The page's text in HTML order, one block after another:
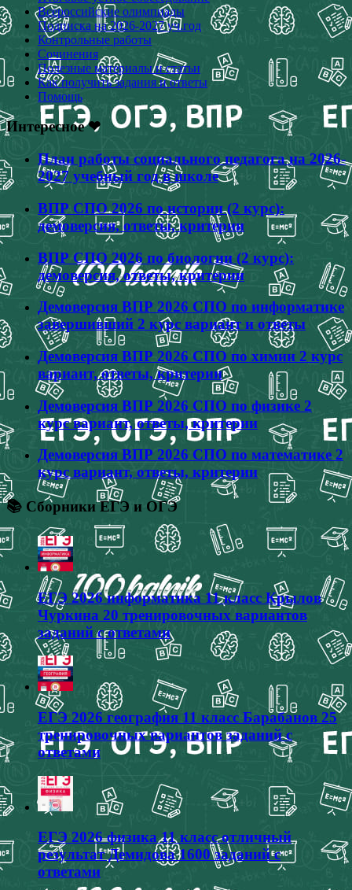
Всероссийские олимпиады
Подписка на 2026-2027 уч.год
Контрольные работы
Сочинения
Полезные материалы и статьи
Как получить задания и ответы
Помощь
Интересное ❤
План работы социального педагога на 2026-
2027 учебный год в школе
ВПР СПО 2026 по истории (2 курс):
демоверсия, ответы, критерии
ВПР СПО 2026 по биологии (2 курс):
демоверсия, ответы, критерии
Демоверсия ВПР 2026 СПО по информатике
завершивший 2 курс вариант и ответы
Демоверсия ВПР 2026 СПО по химии 2 курс
вариант, ответы, критерии
Демоверсия ВПР 2026 СПО по физике 2
курс вариант, ответы, критерии
Демоверсия ВПР 2026 СПО по математике 2
курс вариант, ответы, критерии
📚 Сборники ЕГЭ и ОГЭ
ЕГЭ 2026 информатика 11 класс Крылов
Чуркина 20 тренировочных вариантов
заданий с ответами
ЕГЭ 2026 география 11 класс Барабанов 25
тренировочных вариантов заданий с
ответами
ЕГЭ 2026 физика 11 класс отличный
результат Демидова 1600 заданий с
ответами